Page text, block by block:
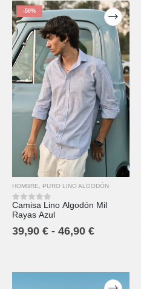
-50%
HOMBRE PURO LINO ALGODÓN
0out of 5
Camisa Lino Algodón Mil
Rayas Azul
39,90 € - 46,90 €